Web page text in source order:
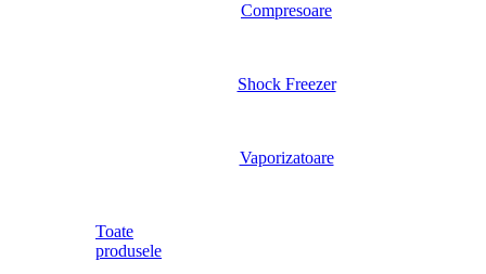
Compresoare
Shock Freezer
Vaporizatoare
Toate
produsele